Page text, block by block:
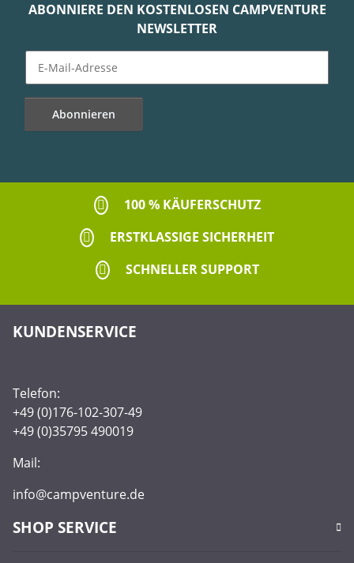
ABONNIERE DEN KOSTENLOSEN CAMPVENTURE
NEWSLETTER
Abonnieren
100 % KÄUFERSCHUTZ
ERSTKLASSIGE SICHERHEIT
SCHNELLER SUPPORT
KUNDENSERVICE
Telefon:
+49 (0)176-102-307-49
+49 (0)35795 490019
Mail:
info@campventure.de
SHOP SERVICE